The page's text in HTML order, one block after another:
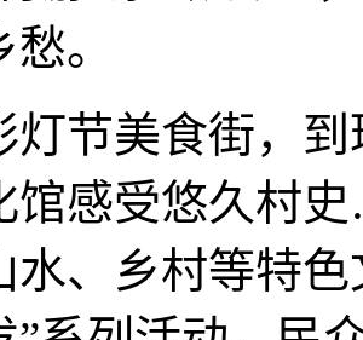
。
美食街，到
馆感受悠久村
水、乡村等特